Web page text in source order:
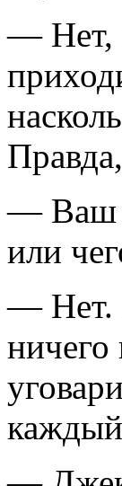
— Нет,
— Ваш
или
— Нет.